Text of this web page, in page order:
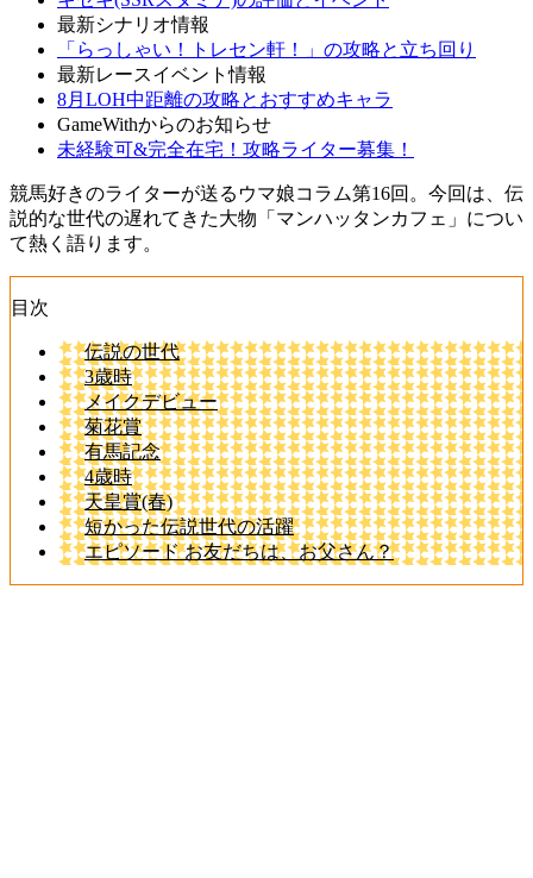
最新シナリオ情報
「らっしゃい！トレセン軒！」の攻略と立ち回り
最新レースイベント情報
8月LOH中距離の攻略とおすすめキャラ
GameWithからのお知らせ
未経験可&完全在宅！攻略ライター募集！
競馬好きのライターが送るウマ娘コラム第16回。今回は、伝
説的な世代の遅れてきた大物「マンハッタンカフェ」につい
て熱く語ります。
目次
伝説の世代
3歳時
メイクデビュー
菊花賞
有馬記念
4歳時
天皇賞(春)
短かった伝説世代の活躍
エピソード お友だちは、お父さん？